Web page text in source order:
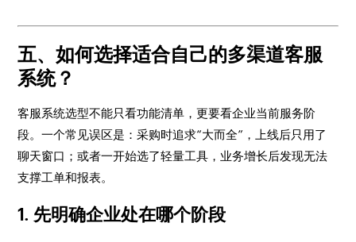
五、如何选择适合自己的多渠道客服
系统？
客服系统选型不能只看功能清单，更要看企业当前服务阶
段。一个常见误区是：采购时追求“大而全”，上线后只用了
聊天窗口；或者一开始选了轻量工具，业务增长后发现无法
支撑工单和报表。
1. 先明确企业处在哪个阶段